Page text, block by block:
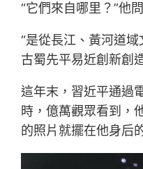
“它們來自哪里？”他問
“是從長江、黃河道
古蜀先平易近創新創
這年末，習近平通過
時，億萬觀眾看到，
的照片就擺在他身后